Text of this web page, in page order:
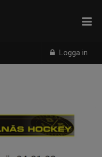
Logga in